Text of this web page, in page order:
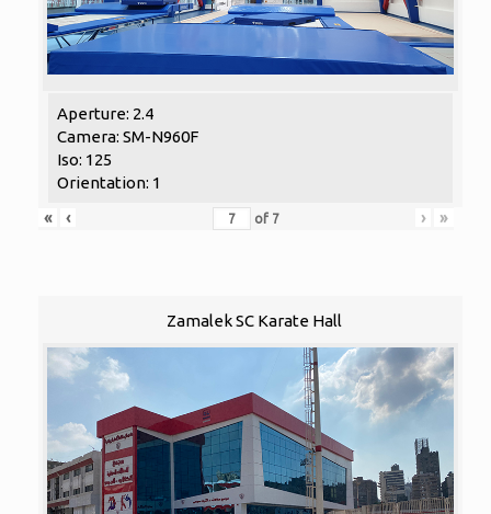
Aperture: 2.4
Camera: SM-N960F
Iso: 125
Orientation: 1
«
‹ of 7 › »
Zamalek SC Karate Hall